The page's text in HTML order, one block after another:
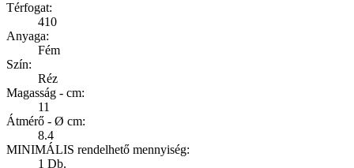
Térfogat:
410
Anyaga:
Fém
Szín:
Réz
Magasság - cm:
11
Átmérő - Ø cm:
8.4
MINIMÁLIS rendelhető mennyiség:
1 Db.